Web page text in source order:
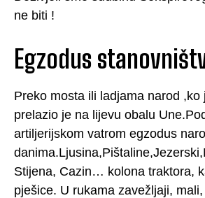
ne biti !
Egzodus
Preko mosta ili ladjama narod ,ko
prelazio je na lijevu obalu
artiljerijskom vatrom egzodus
Stijena, Cazin… kolona traktora,
pješice. U rukama zavežljaji,